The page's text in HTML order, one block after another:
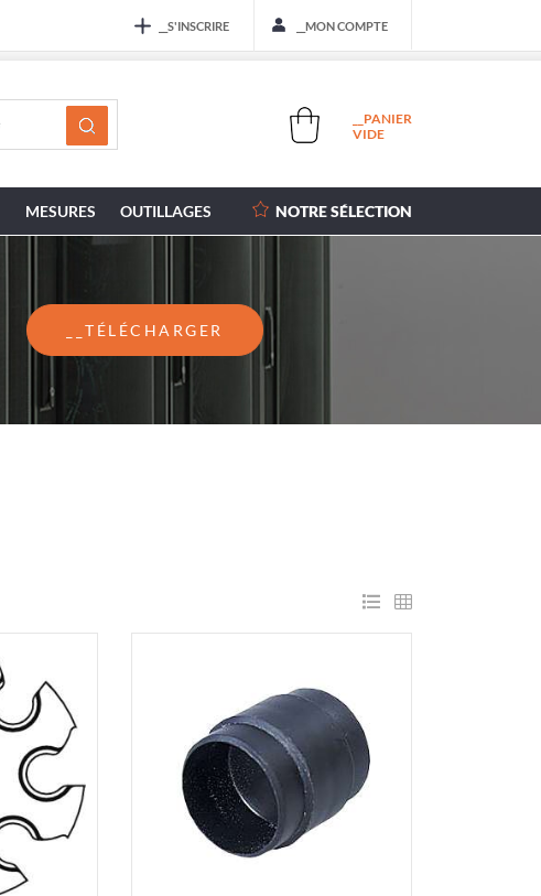
__S'INSCRIRE __MON COMPTE
__PANIER
VIDE
MESURES OUTILLAGES NOTRE SÉLECTION
__TÉLÉCHARGER